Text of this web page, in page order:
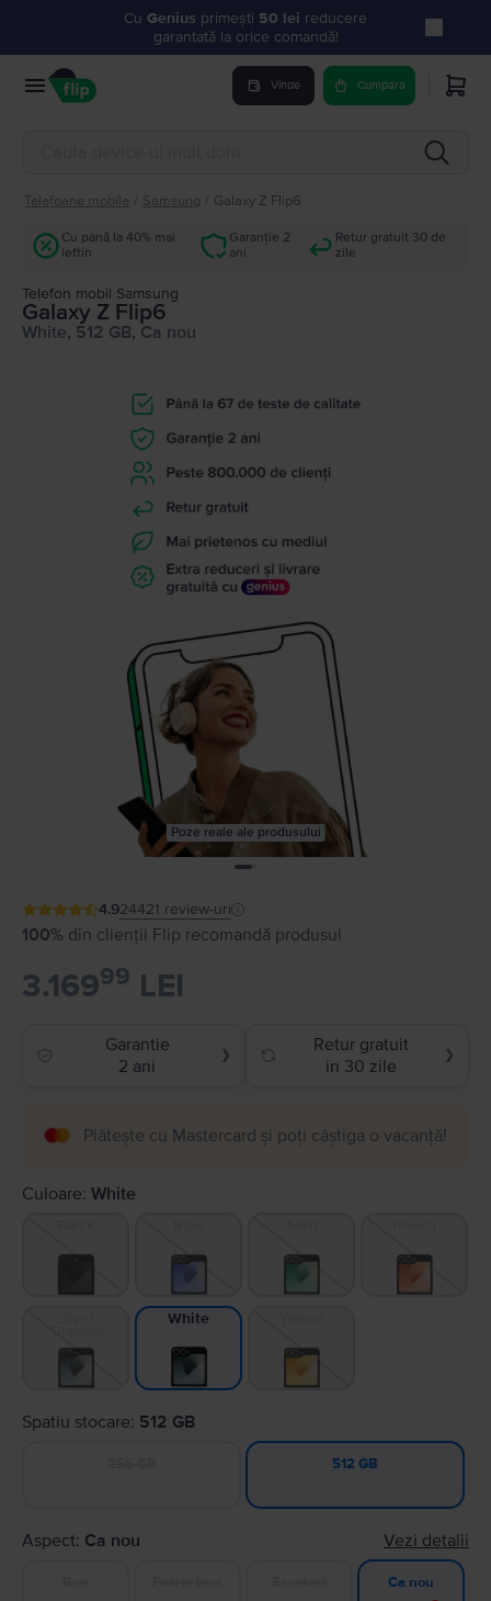
Cu Genius primești 50 lei reducere
garantată la orice comandă!
Vinde Cumpara
Telefoane mobile Samsung Galaxy Z Flip6
Cu până la 40% mai
ieftin
Garanție 2
ani
Retur gratuit 30 de
zile
Telefon mobil Samsung
Galaxy Z Flip6
White, 512 GB, Ca nou
Poze reale ale produsului
4.924421 review-uri
100% din clienții Flip recomandă produsul
3.16999 LEI
Garantie
2 ani
❯
Retur gratuit
in 30 zile
❯
Plătește cu Mastercard și poți câștiga o vacanță!
Culoare: White
White
Spatiu stocare: 512 GB
512 GB
Aspect: Ca nou Vezi detalii
Ca nou